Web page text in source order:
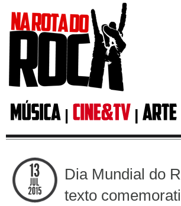
Dia Mundial do
texto